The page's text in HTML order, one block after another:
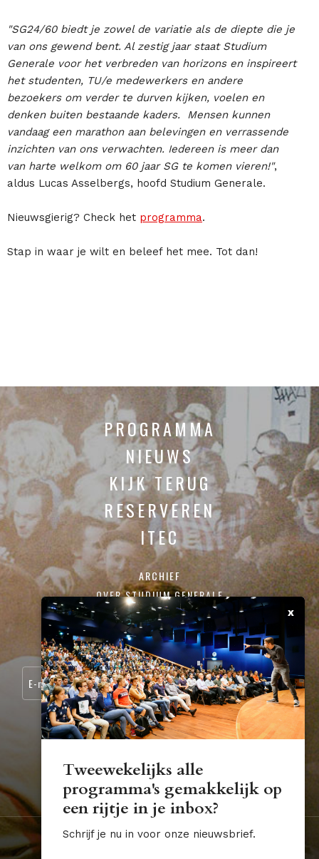
"SG24/60 biedt je zowel de variatie als de diepte die je
van ons gewend bent. Al zestig jaar staat Studium
Generale voor het verbreden van horizons en inspireert
het studenten, TU/e medewerkers en andere
bezoekers om verder te durven kijken, voelen en
denken buiten bestaande kaders. Mensen kunnen
vandaag een marathon aan belevingen en verrassende
inzichten van ons verwachten. Iedereen is meer dan
van harte welkom om 60 jaar SG te komen vieren!",
aldus Lucas Asselbergs, hoofd Studium Generale.
Nieuwsgierig? Check het programma.
Stap in waar je wilt en beleef het mee. Tot dan!
PROGRAMMA
NIEUWS
KIJK TERUG
RESERVEREN
ITEC
ARCHIEF
OVER STUDIUM GENERALE
CONTACT
SCHRIJF JE IN VOOR ONZE NIEUWSBRIEF:
STUDIUM.GENERALE@TUE.NL
Nederland
Tweewekelijks alle
programma's gemakkelijk op
een rijtje in je inbox?
Schrijf je nu in voor onze nieuwsbrief.
x